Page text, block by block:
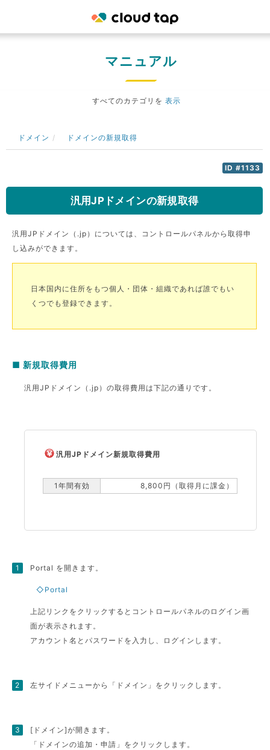
マニュアル
すべてのカテゴリを 表示
ドメイン ドメインの新規取得
ID #1133
汎用JPドメインの新規取得
汎用JPドメイン（.jp）については、コントロールパネルから取得申
し込みができます。
日本国内に住所をもつ個人・団体・組織であれば誰でもい
くつでも登録できます。
■ 新規取得費用
汎用JPドメイン（.jp）の取得費用は下記の通りです。
汎用JPドメイン新規取得費用
1年間有効 8,800円（取得月に課金）
Portal を開きます。
◇Portal
上記リンクをクリックするとコントロールパネルのログイン画
面が表示されます。
アカウント名とパスワードを入力し、ログインします。
左サイドメニューから「ドメイン」をクリックします。
[ドメイン]が開きます。
「ドメインの追加・申請」をクリックします。